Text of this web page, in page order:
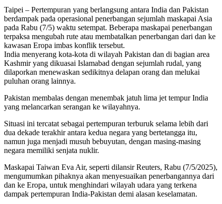
Taipei – Pertempuran yang berlangsung antara India dan Pakistan
berdampak pada operasional penerbangan sejumlah maskapai Asia
pada Rabu (7/5) waktu setempat. Beberapa maskapai penerbangan
terpaksa mengubah rute atau membatalkan penerbangan dari dan ke
kawasan Eropa imbas konflik tersebut.
India menyerang kota-kota di wilayah Pakistan dan di bagian area
Kashmir yang dikuasai Islamabad dengan sejumlah rudal, yang
dilaporkan menewaskan sedikitnya delapan orang dan melukai
puluhan orang lainnya.
Pakistan membalas dengan menembak jatuh lima jet tempur India
yang melancarkan serangan ke wilayahnya.
Situasi ini tercatat sebagai pertempuran terburuk selama lebih dari
dua dekade terakhir antara kedua negara yang bertetangga itu,
namun juga menjadi musuh bebuyutan, dengan masing-masing
negara memiliki senjata nuklir.
Maskapai Taiwan Eva Air, seperti dilansir Reuters, Rabu (7/5/2025),
mengumumkan pihaknya akan menyesuaikan penerbangannya dari
dan ke Eropa, untuk menghindari wilayah udara yang terkena
dampak pertempuran India-Pakistan demi alasan keselamatan.